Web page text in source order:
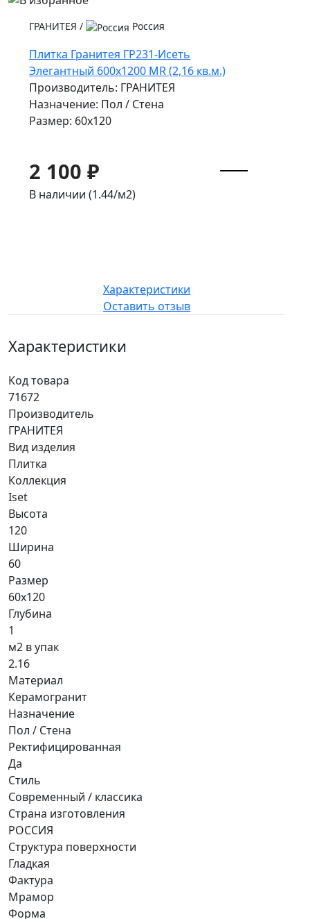
ГРАНИТЕЯ / Россия
Плитка Гранитея ГР231-Исеть
Элегантный 600х1200 MR (2,16 кв.м.)
Производитель: ГРАНИТЕЯ
Назначение: Пол / Стена
Размер: 60x120
2 100 ₽
В наличии (1.44/м2)
Характеристики
Оставить отзыв
Характеристики
Код товара
71672
Производитель
ГРАНИТЕЯ
Вид изделия
Плитка
Коллекция
Iset
Высота
120
Ширина
60
Размер
60x120
Глубина
1
м2 в упак
2.16
Материал
Керамогранит
Назначение
Пол / Стена
Ректифицированная
Да
Стиль
Современный / классика
Страна изготовления
РОССИЯ
Структура поверхности
Гладкая
Фактура
Мрамор
Форма